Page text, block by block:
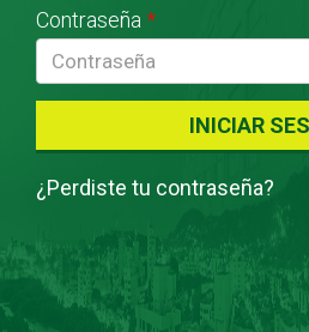
Contraseña *
¿Perdiste tu contraseña?